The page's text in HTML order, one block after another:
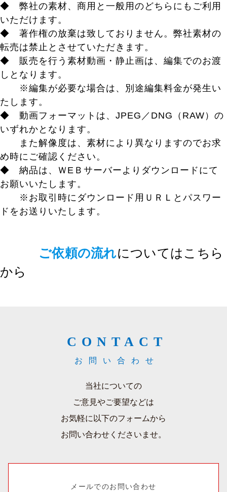
◆ 弊社の素材、商用と一般用のどちらにもご利用
いただけます。
◆ 著作権の放棄は致しておりません。弊社素材の
転売は禁止とさせていただきます。
◆ 販売を行う素材動画・静止画は、編集でのお渡
しとなります。
※編集が必要な場合は、別途編集料金が発生い
たします。
◆ 動画フォーマットは、JPEG／DNG（RAW）の
いずれかとなります。
また解像度は、素材により異なりますのでお求
め時にご確認ください。
◆ 納品は、ＷEＢサーバーよりダウンロードにて
お願いいたします。
※お取引時にダウンロード用ＵＲＬとパスワー
ドをお送りいたします。
ご依頼の流れについてはこちら
から
CONTACT
お問い合わせ
当社についての
ご意見やご要望などは
お気軽に以下のフォームから
お問い合わせくださいませ。
メールでのお問い合わせ